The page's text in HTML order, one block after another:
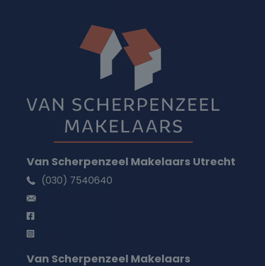
Van Scherpenzeel Makelaars Utrecht
(030) 7540640
Van Scherpenzeel Makelaars